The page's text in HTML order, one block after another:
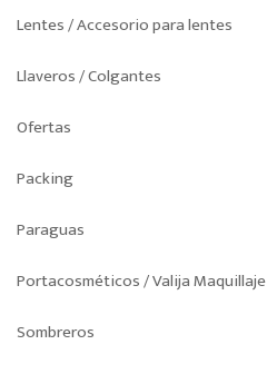
Lentes / Accesorio para lentes
Llaveros / Colgantes
Ofertas
Packing
Paraguas
Portacosméticos / Valija Maquillaje
Sombreros